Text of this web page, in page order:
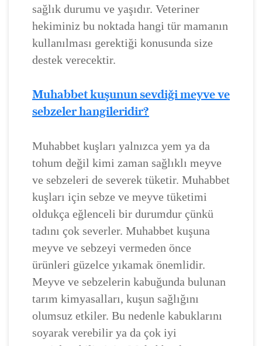
sağlık durumu ve yaşıdır. Veteriner
hekiminiz bu noktada hangi tür mamanın
kullanılması gerektiği konusunda size
destek verecektir.
Muhabbet kuşunun sevdiği meyve ve
sebzeler hangileridir?
Muhabbet kuşları yalnızca yem ya da
tohum değil kimi zaman sağlıklı meyve
ve sebzeleri de severek tüketir. Muhabbet
kuşları için sebze ve meyve tüketimi
oldukça eğlenceli bir durumdur çünkü
tadını çok severler. Muhabbet kuşuna
meyve ve sebzeyi vermeden önce
ürünleri güzelce yıkamak önemlidir.
Meyve ve sebzelerin kabuğunda bulunan
tarım kimyasalları, kuşun sağlığını
olumsuz etkiler. Bu nedenle kabuklarını
soyarak verebilir ya da çok iyi